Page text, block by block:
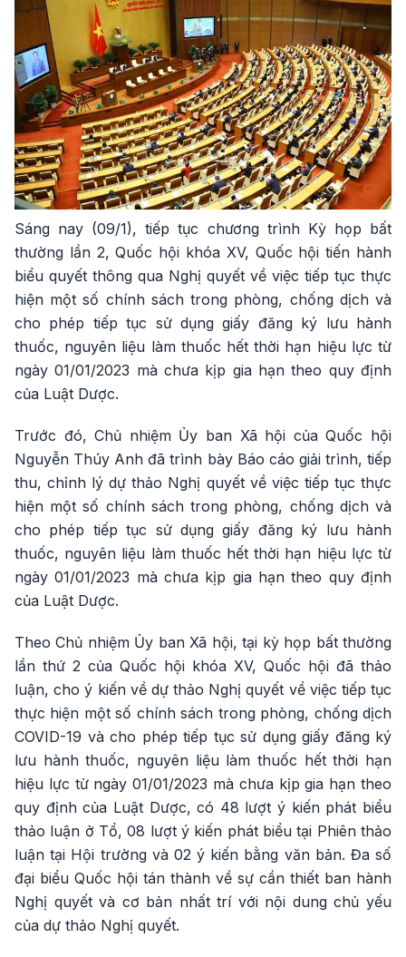
Sáng nay (09/1), tiếp tục chương trình Kỳ họp bất
thường lần 2, Quốc hội khóa XV, Quốc hội tiến hành
biểu quyết thông qua Nghị quyết về việc tiếp tục thực
hiện một số chính sách trong phòng, chống dịch và
cho phép tiếp tục sử dụng giấy đăng ký lưu hành
thuốc, nguyên liệu làm thuốc hết thời hạn hiệu lực từ
ngày 01/01/2023 mà chưa kịp gia hạn theo quy định
của Luật Dược.
Trước đó, Chủ nhiệm Ủy ban Xã hội của Quốc hội
Nguyễn Thúy Anh đã trình bày Báo cáo giải trình, tiếp
thu, chỉnh lý dự thảo Nghị quyết về việc tiếp tục thực
hiện một số chính sách trong phòng, chống dịch và
cho phép tiếp tục sử dụng giấy đăng ký lưu hành
thuốc, nguyên liệu làm thuốc hết thời hạn hiệu lực từ
ngày 01/01/2023 mà chưa kịp gia hạn theo quy định
của Luật Dược.
Theo Chủ nhiệm Ủy ban Xã hội, tại kỳ họp bất thường
lần thứ 2 của Quốc hội khóa XV, Quốc hội đã thảo
luận, cho ý kiến về dự thảo Nghị quyết về việc tiếp tục
thực hiện một số chính sách trong phòng, chống dịch
COVID-19 và cho phép tiếp tục sử dụng giấy đăng ký
lưu hành thuốc, nguyên liệu làm thuốc hết thời hạn
hiệu lực từ ngày 01/01/2023 mà chưa kịp gia hạn theo
quy định của Luật Dược, có 48 lượt ý kiến phát biểu
thảo luận ở Tổ, 08 lượt ý kiến phát biểu tại Phiên thảo
luận tại Hội trường và 02 ý kiến bằng văn bản. Đa số
đại biểu Quốc hội tán thành về sự cần thiết ban hành
Nghị quyết và cơ bản nhất trí với nội dung chủ yếu
của dự thảo Nghị quyết.